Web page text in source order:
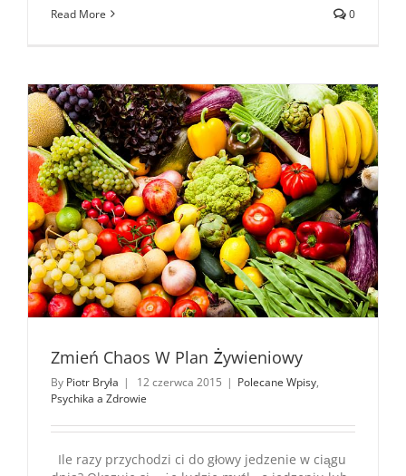
Read More 0
Zmień Chaos W Plan Żywieniowy
By Piotr Bryła | 12 czerwca 2015 | Polecane Wpisy,
Psychika a Zdrowie
Ile razy przychodzi ci do głowy jedzenie w ciągu